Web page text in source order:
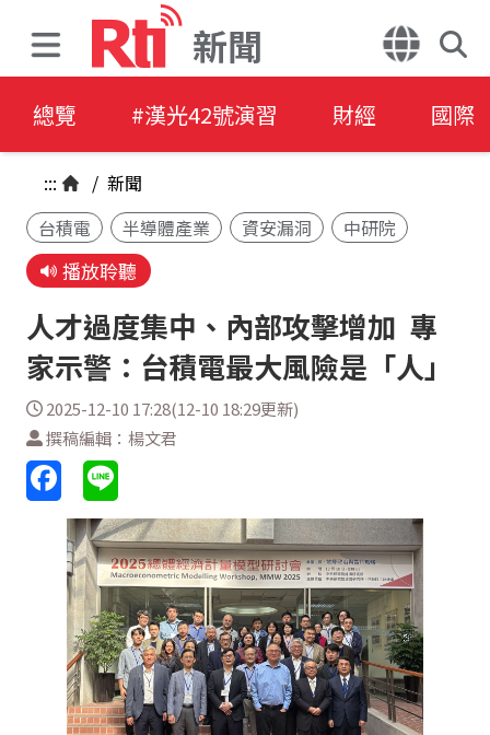
新聞
總覽 #漢光42號演習 財經 國際
::: / 新聞
台積電
半導體產業 資安漏洞 中研院
播放聆聽
人才過度集中、內部攻擊增加 專
家示警：台積電最大風險是「人」
2025-12-10 17:28(12-10 18:29更新)
撰稿編輯：楊文君